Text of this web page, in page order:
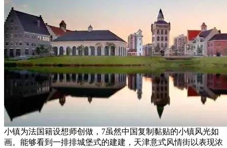
小镇为法国籍设想师创做，7虽然中国复制黏贴的小镇风光如
画。能够看到一排排城堡式的建建，天津意式风情街以表现浓